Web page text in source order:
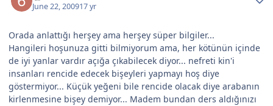
June 22, 200917 yr
Orada anlattığı herşey ama herşey süper bilgiler...
Hangileri hoşunuza gitti bilmiyorum ama, her kötünün içinde
de iyi yanlar vardır açığa çıkabilecek diyor... nefreti kin'i
insanları rencide edecek bişeyleri yapmayı hoş diye
göstermiyor... Küçük yeğeni bile rencide olacak diye arabanın
kirlenmesine bişey demiyor... Madem bundan ders aldığınızı